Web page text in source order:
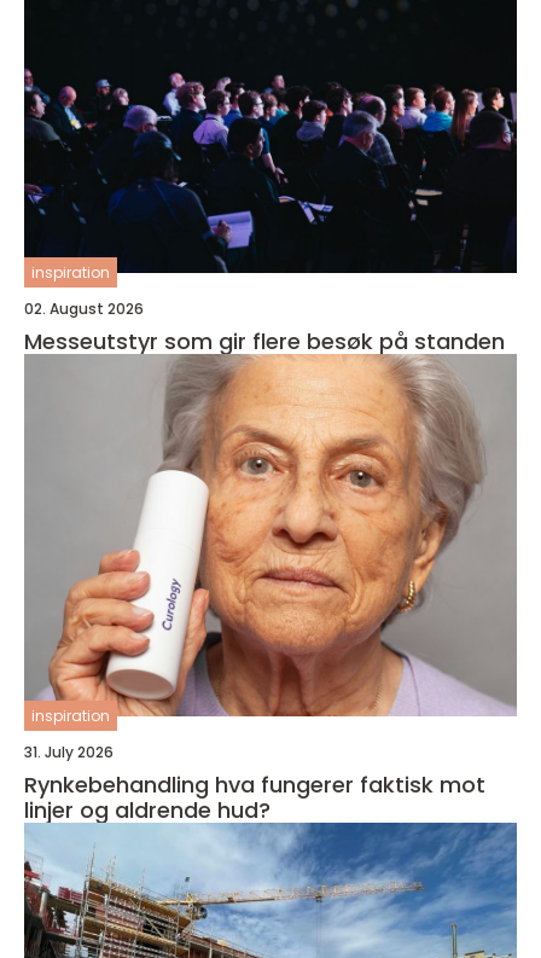
inspiration
02. August 2026
Messeutstyr som gir flere besøk på standen
inspiration
31. July 2026
Rynkebehandling hva fungerer faktisk mot
linjer og aldrende hud?